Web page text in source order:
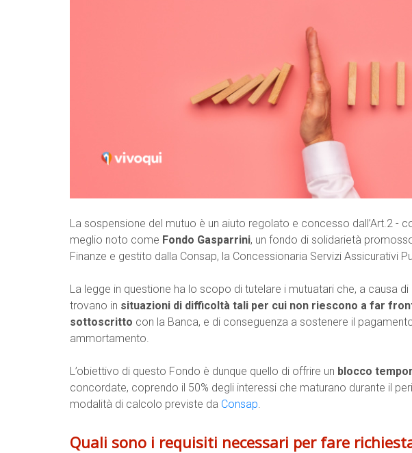
La sospensione del mutuo è un aiuto regolato e concesso dall’Art.2 -
meglio noto come Fondo Gasparrini, un fondo di solidarietà
Finanze e gestito dalla Consap, la Concessionaria Servizi Assicurativi
La legge in questione ha lo scopo di tutelare i mutuatari che, a causa
trovano in situazioni di difficoltà tali per cui non riescono a far
sottoscritto con la Banca, e di conseguenza a sostenere il
ammortamento.
L’obiettivo di questo Fondo è dunque quello di offrire un blocco
concordate, coprendo il 50% degli interessi che maturano durante il
modalità di calcolo previste da Consap.
Quali sono i requisiti necessari per fare